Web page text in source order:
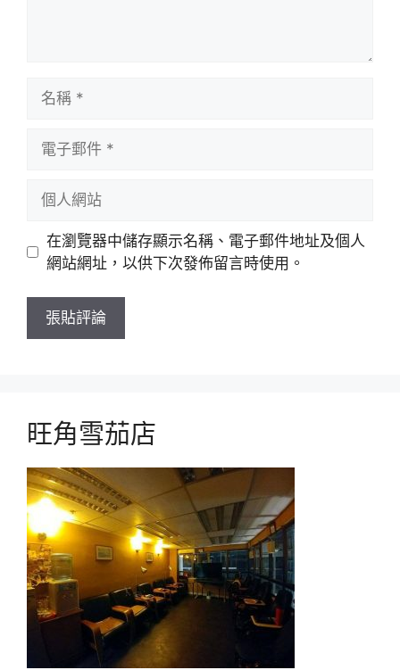
站
在瀏覽器中儲存顯示名稱、電子郵件地址及個人
網站網址，以供下次發佈留言時使用。
旺角雪茄店